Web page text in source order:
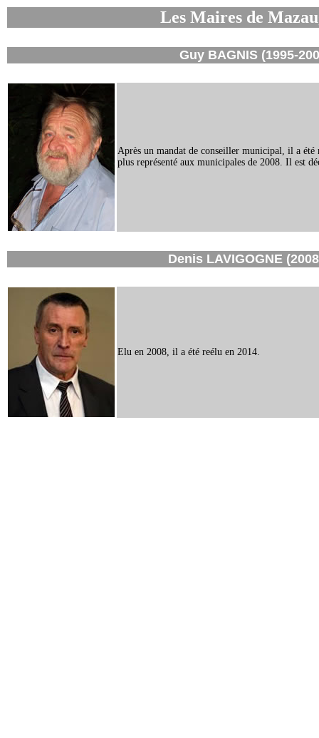
Les Maires de
Guy BAGNIS (1995-
Après un mandat de conseiller municipal, il a
plus représenté aux municipales de 2008. Il est
Denis LAVIGOGNE
Elu en 2008, il a été reélu en 2014.